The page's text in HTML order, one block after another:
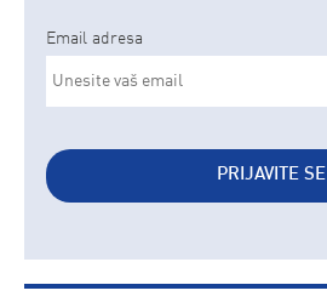
Email adresa
PRIJAVITE SE